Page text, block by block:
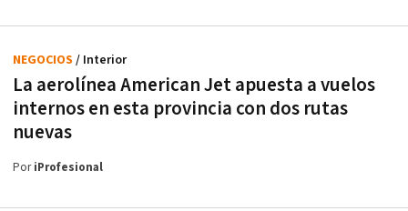
La aerolínea American Jet apuesta a vuelos
internos en esta provincia con dos rutas
nuevas
NEGOCIOS / Interior
PoriProfesional